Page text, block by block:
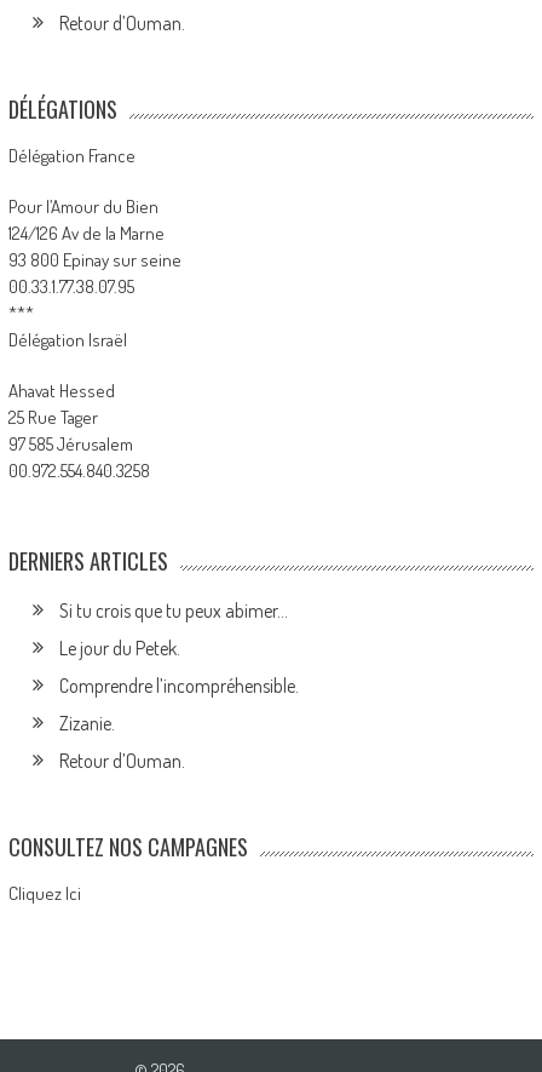
Retour d’Ouman.
DÉLÉGATIONS
Délégation France
Pour l’Amour du Bien
124/126 Av de la Marne
93 800 Epinay sur seine
00.33.1.77.38.07.95
***
Délégation Israël
Ahavat Hessed
25 Rue Tager
97 585 Jérusalem
00.972.554.840.3258
DERNIERS ARTICLES
Si tu crois que tu peux abimer…
Le jour du Petek.
Comprendre l’incompréhensible.
Zizanie.
Retour d’Ouman.
CONSULTEZ NOS CAMPAGNES
Cliquez Ici